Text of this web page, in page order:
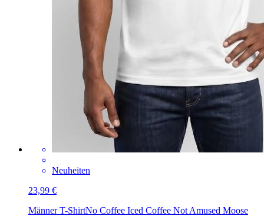
Neuheiten
23,99 €
Männer T-ShirtNo Coffee Iced Coffee Not Amused Moose